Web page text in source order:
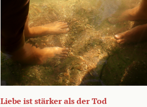
Liebe ist stärker als der Tod